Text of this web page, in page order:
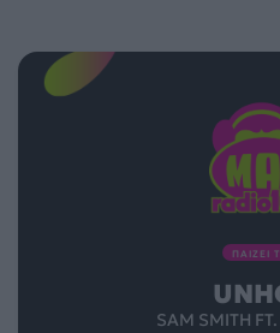
ΠΑΙΖΕΙ
SAM SMITH